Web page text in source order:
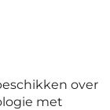
over
met